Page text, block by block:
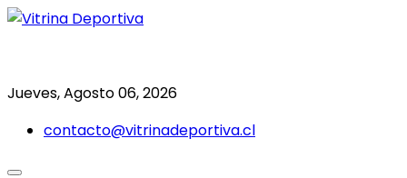
Saltar
Jueves, Agosto 06, 2026
contacto@vitrinadeportiva.cl